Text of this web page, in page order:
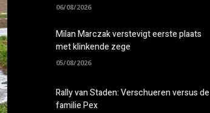
06/08/2026
Milan Marczak verstevigt eerste plaats
met klinkende zege
05/08/2026
Rally van Staden: Verschueren versus de
familie Pex